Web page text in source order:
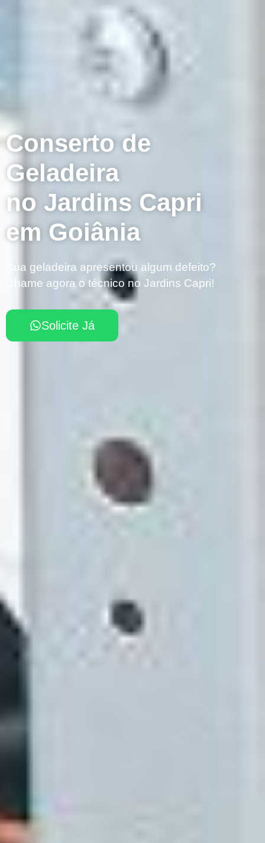
Conserto de
Geladeira
no Jardins Capri
em Goiânia
Sua geladeira apresentou algum defeito?
Chame agora o técnico no Jardins Capri!
Solicite Já